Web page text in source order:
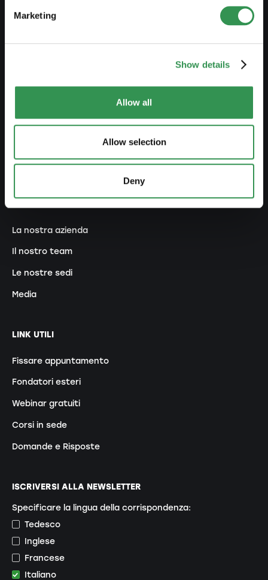
Marketing
Show details
Allow all
Allow selection
Deny
Dichiarazione dei redditi
Ecosistema
Programma di raccomandazione
La nostra azienda
Il nostro team
Le nostre sedi
Media
LINK UTILI
Fissare appuntamento
Fondatori esteri
Webinar gratuiti
Corsi in sede
Domande e Risposte
ISCRIVERSI ALLA NEWSLETTER
Specificare la lingua della corrispondenza:
Tedesco
Inglese
Francese
Italiano